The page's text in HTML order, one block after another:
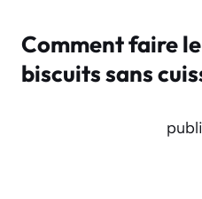
Comment faire
biscuits sans